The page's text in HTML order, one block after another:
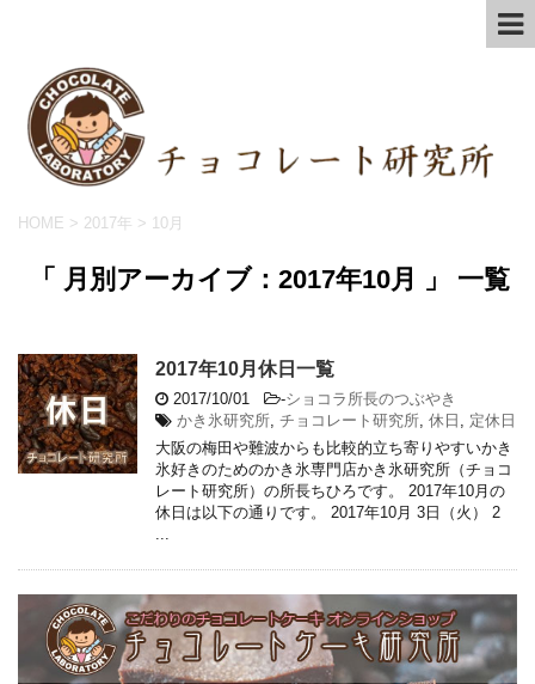
HOME > 2017年 > 10月
「 月別アーカイブ：2017年10月 」 一覧
2017年10月休日一覧
2017/10/01 -ショコラ所長のつぶやき
かき氷研究所 チョコレート研究所 休日
定休日
大阪の梅田や難波からも比較的立ち寄りやすいかき
氷好きのためのかき氷専門店かき氷研究所（チョコ
レート研究所）の所長ちひろです。 2017年10月の
休日は以下の通りです。 2017年10月 3日（火） 2